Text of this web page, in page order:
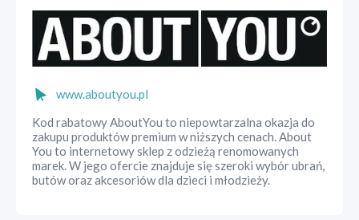
www.aboutyou.pl
Kod rabatowy AboutYou to niepowtarzalna okazja do
zakupu produktów premium w niższych cenach. About
You to internetowy sklep z odzieżą renomowanych
marek. W jego ofercie znajduje się szeroki wybór ubrań,
butów oraz akcesoriów dla dzieci i młodzieży.